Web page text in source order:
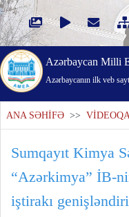
Azərbaycan Milli
Azərbaycanın ilk veb
ANA SƏHİFƏ >>
Sumqayıt Kimya
“Azərkimya” İB-
iştirakı